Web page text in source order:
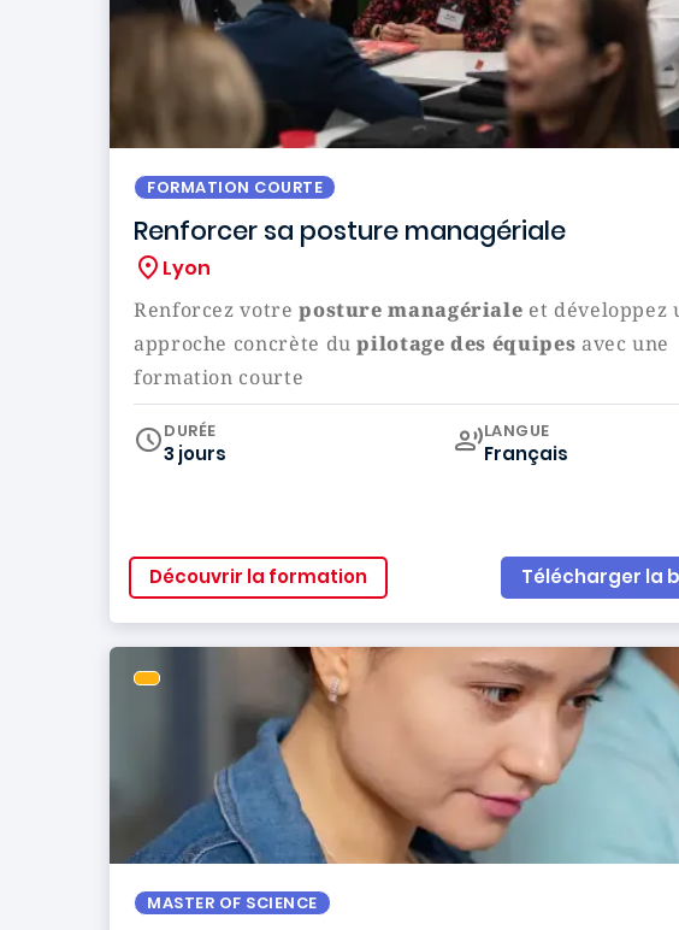
FORMATION COURTE
Renforcer sa posture managériale
Lyon
Renforcez votreposture managériale et développez
approche concrète dupilotage des équipes avec une
formation courte
DURÉE
3 jours
Curriculum
LANGUE
Français
Découvrir la formation Télécharger la
MASTER OF SCIENCE